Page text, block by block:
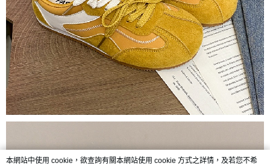
本網站中使用 cookie，欲查詢有關本網站使用 cookie 方式之詳情，及若您不希